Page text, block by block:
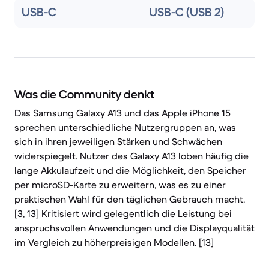
USB-C USB-C (USB 2)
Was die Community denkt
Das Samsung Galaxy A13 und das Apple iPhone 15
sprechen unterschiedliche Nutzergruppen an, was
sich in ihren jeweiligen Stärken und Schwächen
widerspiegelt. Nutzer des Galaxy A13 loben häufig die
lange Akkulaufzeit und die Möglichkeit, den Speicher
per microSD-Karte zu erweitern, was es zu einer
praktischen Wahl für den täglichen Gebrauch macht.
[3, 13] Kritisiert wird gelegentlich die Leistung bei
anspruchsvollen Anwendungen und die Displayqualität
im Vergleich zu höherpreisigen Modellen. [13]